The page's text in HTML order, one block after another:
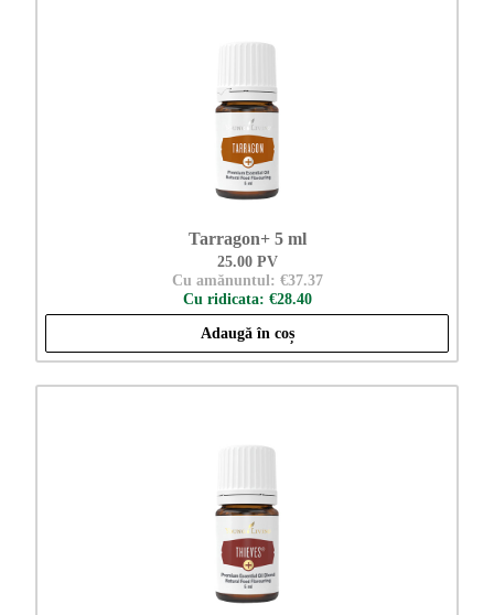
Tarragon+ 5 ml
25.00 PV
Cu amănuntul: €37.37
Cu ridicata: €28.40
Adaugă în coș